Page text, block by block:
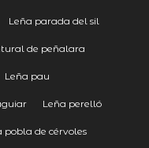
Leña parada del sil
de peñalara
Leña pau
Leña perelló
pobla de cérvoles